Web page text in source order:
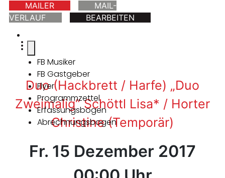
MAILER
MAIL-
VERLAUF
BEARBEITEN
FB Musiker
FB Gastgeber
Flyer
Programmzettel
Erfassungsbogen
Abrechnungsbogen
Duo (Hackbrett / Harfe) „Duo
Zweimalig“ Schöttl Lisa* / Horter
Christine (Temporär)
Fr. 15 Dezember 2017